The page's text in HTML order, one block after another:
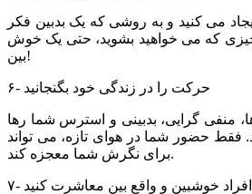
می کنید و به روشی که یک بدبین فکر
چیزی که می خواهید بشوید، حتی یک خوش
بین!
۶- حرکت را در زندگی خود بگنجانید
گرایی، بدبینی و استرس شما رها
فقط حضور شما در هوای تازه، می تواند
برای نگرش شما معجزه کند.
با افراد خوشبین و واقع بین معاشرت کنید